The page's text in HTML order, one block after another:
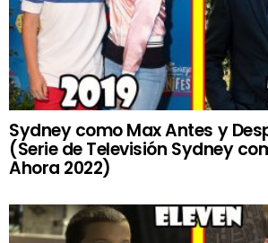
Sydney como Max Antes y
(Serie de Televisión Sydney
Ahora 2022)